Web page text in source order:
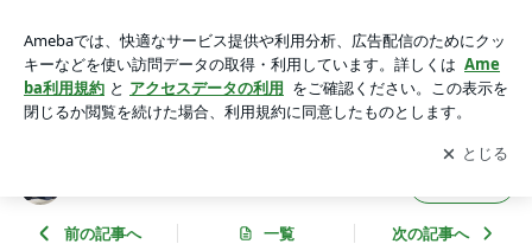
アプリをダウンロードして ブログの更新通知
を受け取りまし
ょう。
開く
前の記事へ 一覧 次の記事へ